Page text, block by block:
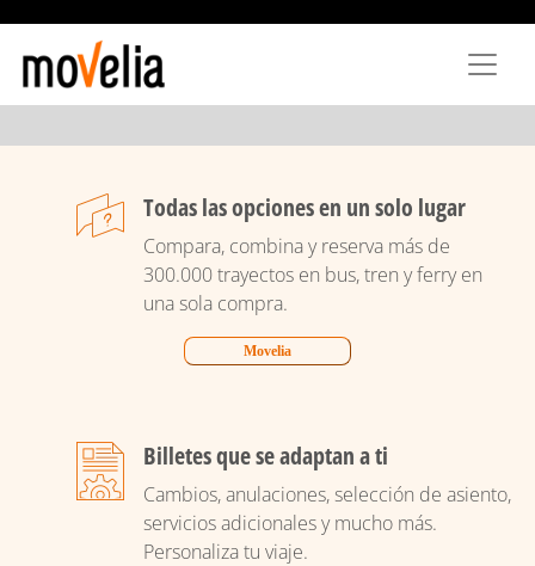
Todas las opciones en un solo lugar
Compara, combina y reserva más de
300.000 trayectos en bus, tren y ferry en
una sola compra.
Movelia
Billetes que se adaptan a ti
Cambios, anulaciones, selección de asiento,
servicios adicionales y mucho más.
Personaliza tu viaje.